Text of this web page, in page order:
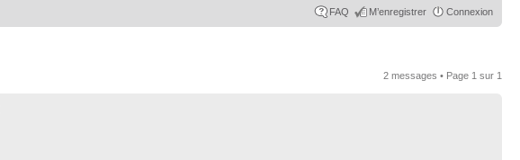
FAQ M’enregistrer Connexion
2 messages • Page 1 sur 1